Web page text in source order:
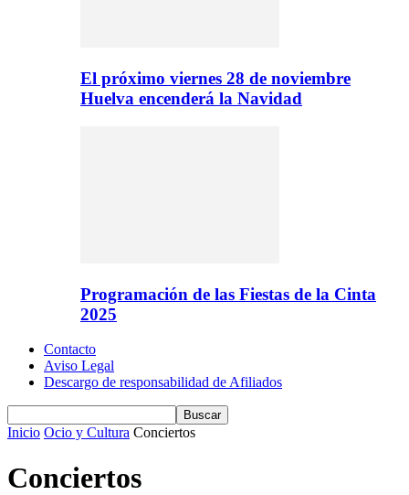
El próximo viernes 28 de noviembre
Huelva encenderá la Navidad
Programación de las Fiestas de la Cinta
2025
Contacto
Aviso Legal
Descargo de responsabilidad de Afiliados
Inicio Ocio y Cultura Conciertos
Conciertos